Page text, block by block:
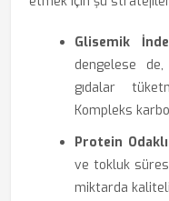
Glisemik
dengelese
gıdalar
Kompleks
Protein
ve tokluk
miktarda